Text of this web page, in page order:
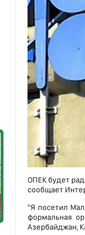
ОПЕК будет
сообщает
"Я посетил
формальная
Азербайджан,